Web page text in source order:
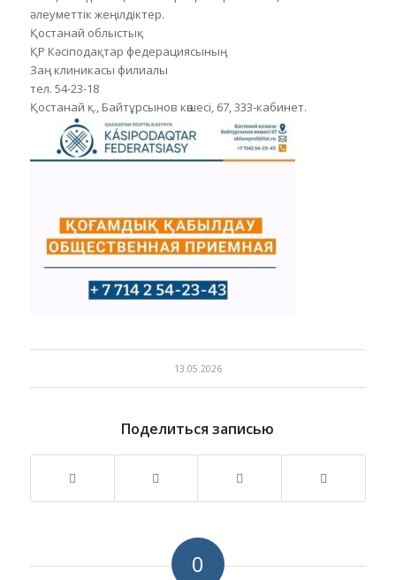
әлеуметтік жеңілдіктер.
Қостанай облыстық
ҚР Кәсіподақтар федерациясының
Заң клиникасы филиалы
тел. 54-23-18
Қостанай қ., Байтұрсынов көшесі, 67, 333-кабинет.
13.05.2026
Поделиться записью
0